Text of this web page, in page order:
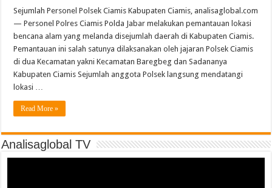
Sejumlah Personel Polsek Ciamis Kabupaten Ciamis, analisaglobal.com
— Personel Polres Ciamis Polda Jabar melakukan pemantauan lokasi
bencana alam yang melanda disejumlah daerah di Kabupaten Ciamis.
Pemantauan ini salah satunya dilaksanakan oleh jajaran Polsek Ciamis
di dua Kecamatan yakni Kecamatan Baregbeg dan Sadananya
Kabupaten Ciamis Sejumlah anggota Polsek langsung mendatangi
lokasi …
Read More »
Analisaglobal TV